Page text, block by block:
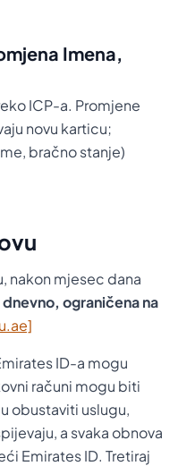
Imena,
ICP-a. Promjene
novu karticu;
bračno stanje)
nakon mjesec dana
dnevno, ograničena na
ID-a mogu
računi mogu biti
obustaviti uslugu,
a svaka obnova
Emirates ID. Tretiraj